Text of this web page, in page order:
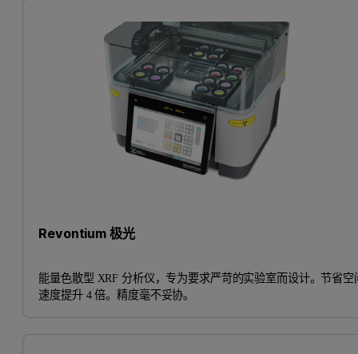
Revontium 极光
能量色散型 XRF 分析仪，专为要求严苛的实验室而设计。节省空
速度提升 4 倍。精度毫不妥协。